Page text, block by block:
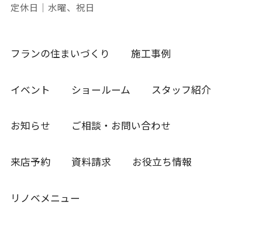
定休日｜水曜、祝日
フランの住まいづくり 施工事例
イベント ショールーム スタッフ紹介
お知らせ ご相談・お問い合わせ
来店予約 資料請求 お役立ち情報
リノベメニュー